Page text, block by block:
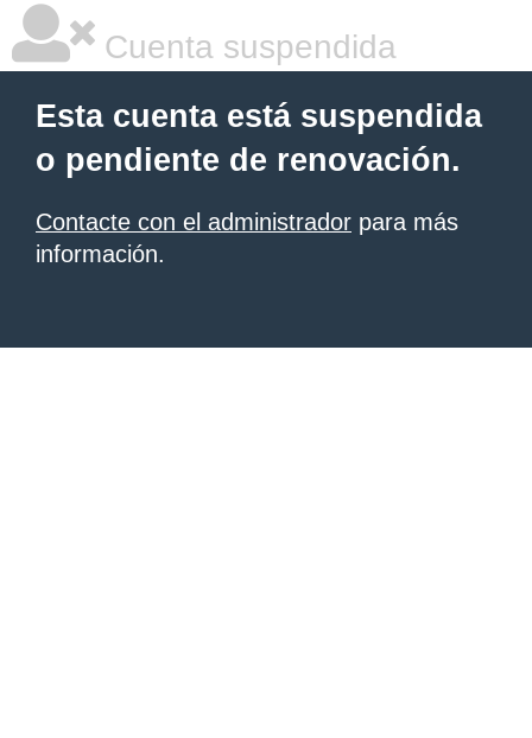
Cuenta suspendida
Esta cuenta está suspendida
o pendiente de renovación.
Contacte con el administrador para más
información.